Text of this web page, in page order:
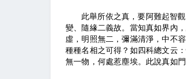
此舉所依之真，要阿難起智
變、隨緣二義故。當知真如界內
虛，明照無二，彌滿清淨，中不
種種名相之可得？如四科總文云
無一物，何處惹塵埃。此說真如門